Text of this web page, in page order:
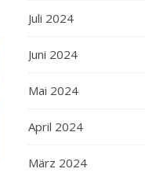
Juli 2024
Juni 2024
Mai 2024
April 2024
März 2024